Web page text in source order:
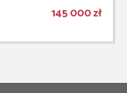
145 000 zł